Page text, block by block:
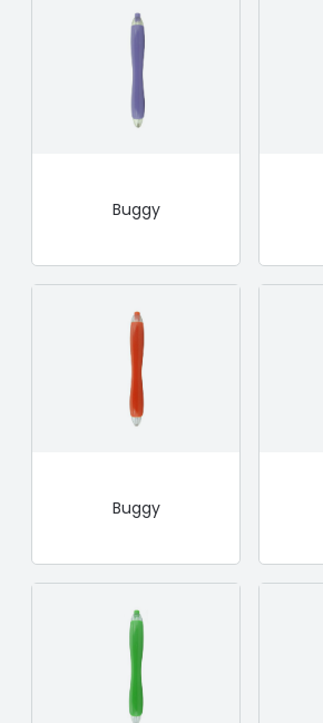
Buggy
Buggy